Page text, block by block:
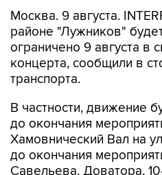
Москва. 9 августа.
районе "Лужников"
ограничено 9 августа в
концерта, сообщили в
транспорта.
В частности, движение
до окончания
Хамовнический Вал на
до окончания
Савельева, Доватора,